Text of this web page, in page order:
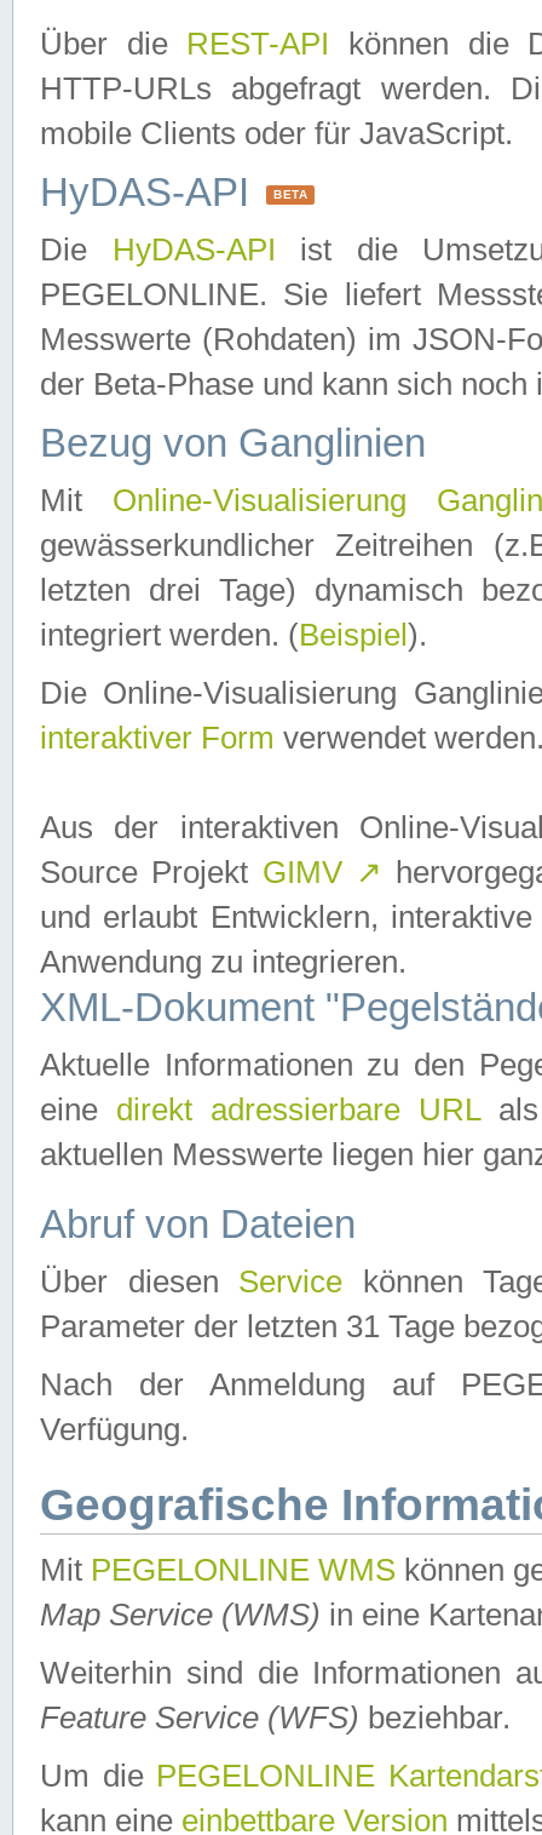
Über die REST-API können die
HTTP-URLs abgefragt werden.
mobile Clients oder für JavaScript.
HyDAS-API BETA
Die HyDAS-API ist die
PEGELONLINE. Sie liefert
Messwerte (Rohdaten) im JSON-
der Beta-Phase und kann sich noch
Bezug von Ganglinien
Mit Online-Visualisierung
gewässerkundlicher Zeitreihen
letzten drei Tage) dynamisch
integriert werden. (Beispiel ).
Die Online-Visualisierung
interaktiver Form verwendet
Aus der interaktiven Online-
Source Projekt GIMV ↗
und erlaubt Entwicklern,
Anwendung zu integrieren.
XML-Dokument
Aktuelle Informationen zu den
eine direkt adressierbare URLals
aktuellen Messwerte liegen hier
Abruf von Dateien
Über diesen Service können
Parameter der letzten 31 Tage
Nach der Anmeldung auf
Verfügung.
Geografische
Mit PEGELONLINE WMS können
Map Service (WMS) in eine
Weiterhin sind die Informationen
Feature Service (WFS) beziehbar.
Um die PEGELONLINE
kann eine einbettbare Version